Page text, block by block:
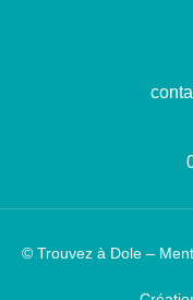
© Trouvez à Dole –